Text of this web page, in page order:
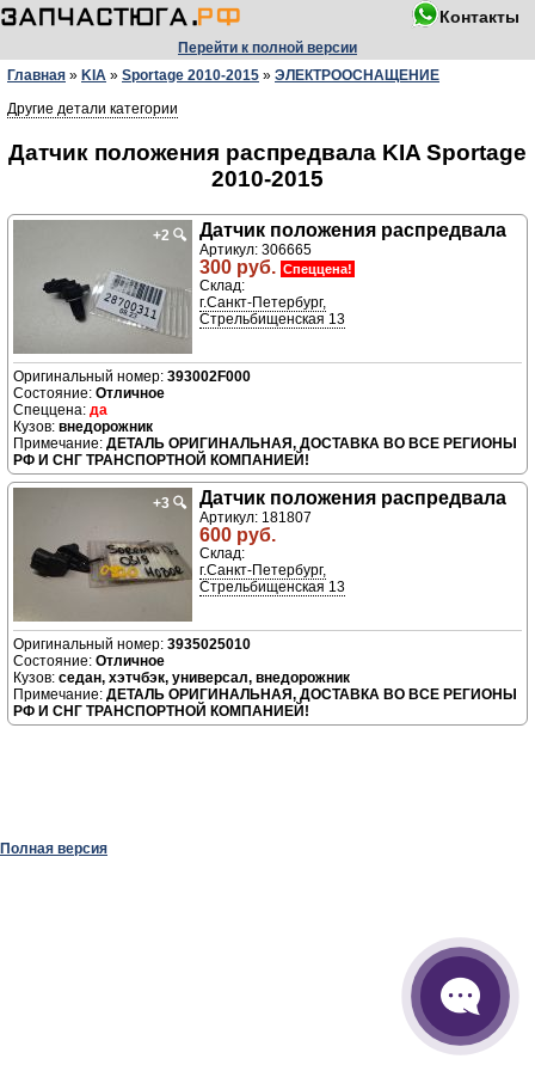
Контакты
Перейти к полной версии
Главная » KIA » Sportage 2010-2015 » ЭЛЕКТРООСНАЩЕНИЕ
Другие детали категории
Датчик положения распредвала KIA Sportage
2010-2015
+2 🔍 Датчик положения распредвала
Артикул: 306665
300 руб. Спеццена!
Склад:
г.Санкт-Петербург,
Стрельбищенская 13
393002F000
Отличное
да
внедорожник
ДЕТАЛЬ ОРИГИНАЛЬНАЯ, ДОСТАВКА ВО ВСЕ РЕГИОНЫ
РФ И СНГ ТРАНСПОРТНОЙ КОМПАНИЕЙ!
+3 🔍 Датчик положения распредвала
Артикул: 181807
600 руб.
Склад:
г.Санкт-Петербург,
Стрельбищенская 13
3935025010
Отличное
седан, хэтчбэк, универсал, внедорожник
ДЕТАЛЬ ОРИГИНАЛЬНАЯ, ДОСТАВКА ВО ВСЕ РЕГИОНЫ
РФ И СНГ ТРАНСПОРТНОЙ КОМПАНИЕЙ!
Полная версия